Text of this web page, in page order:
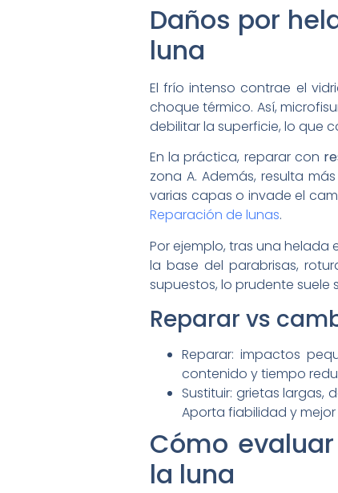
Daños por
luna
El frío intenso contrae el
choque térmico. Así,
debilitar la superficie, lo que
En la práctica, reparar con
zona A. Además, resulta
varias capas o invade el
Reparación de lunas.
Por ejemplo, tras una
la base del parabrisas,
supuestos, lo prudente
Reparar vs
Reparar: impactos
contenido y tiempo
Sustituir: grietas largas,
Aporta fiabilidad y
Cómo
la luna